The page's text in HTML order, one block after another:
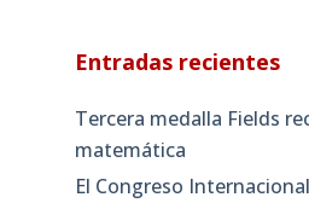
Entradas recientes
Tercera medalla Fields
matemática
El Congreso